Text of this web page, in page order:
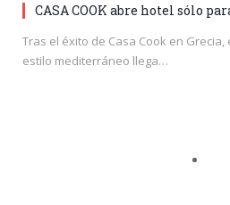
CASA COOK abre hotel sólo
Tras el éxito de Casa Cook en
estilo mediterráneo llega…